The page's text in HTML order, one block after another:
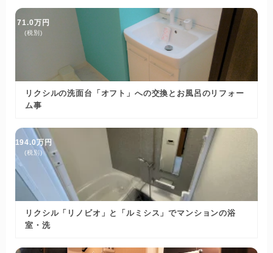
71.0万円
(税別)
リクシルの洗面台「オフト」への交換とお風呂のリフォー
ム事
194.0万円
(税別)
リクシル「リノビオ」と「ルミシス」でマンションの浴
室・洗